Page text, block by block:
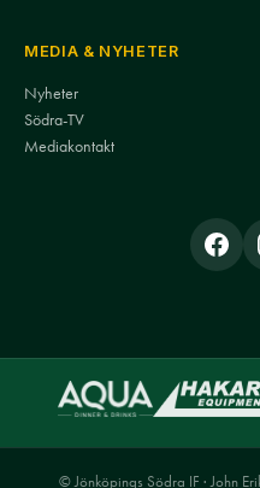
MEDIA & NYHETER
Nyheter
Södra-TV
Mediakontakt
© Jönköpings Södra IF · John